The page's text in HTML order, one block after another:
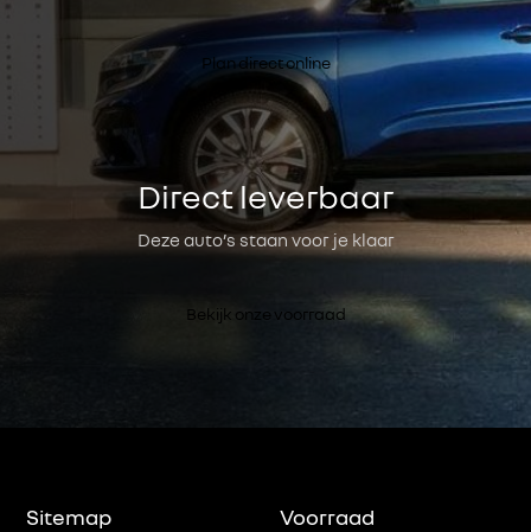
Plan direct online
Direct leverbaar
Deze auto’s staan voor je klaar
Bekijk onze voorraad
Sitemap Voorraad